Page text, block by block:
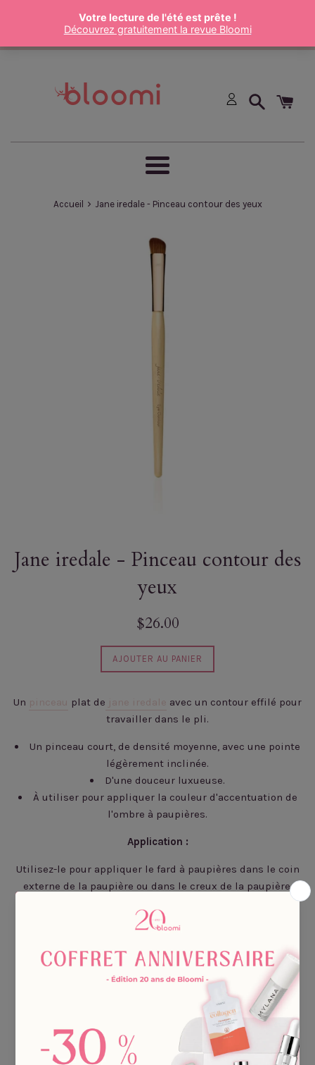
Passer
Menu
Accueil › Jane iredale - Pinceau contour des yeux
Jane iredale - Pinceau contour des
yeux
Prix
$26.00
AJOUTER AU PANIER
Un pinceau plat de jane iredale avec un contour effilé pour
travailler dans le pli.
Un pinceau court, de densité moyenne, avec une pointe
légèrement inclinée.
D'une douceur luxueuse.
À utiliser pour appliquer la couleur d'accentuation de
l'ombre à paupières.
Application :
Utilisez-le pour appliquer le fard à paupières dans le coin
externe de la paupière ou dans le creux de la paupière.
Astuce :
des yeux ou pour le tracer le long des cils pour une ligne
douce.
Apprenez-en davantage sur notre politique Zéro réaction
Partager Partager sur Facebook
Épingler Épingler sur Pinterest